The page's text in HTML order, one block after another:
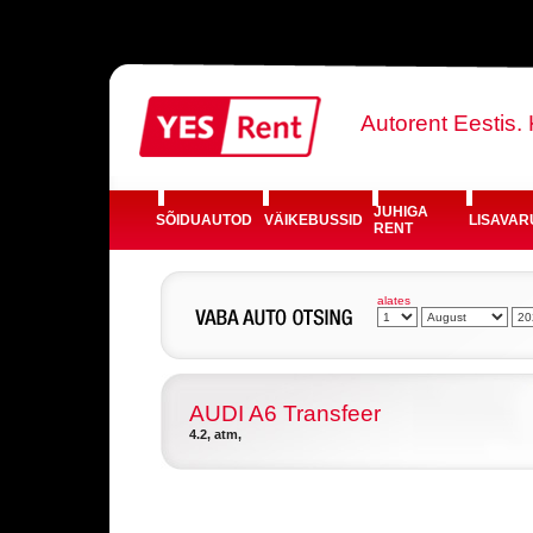
Autorent Eestis.
SÕIDUAUTOD VÄIKEBUSSID
JUHIGA
RENT
alates
AUDI A6 Transfeer
4.2, atm,